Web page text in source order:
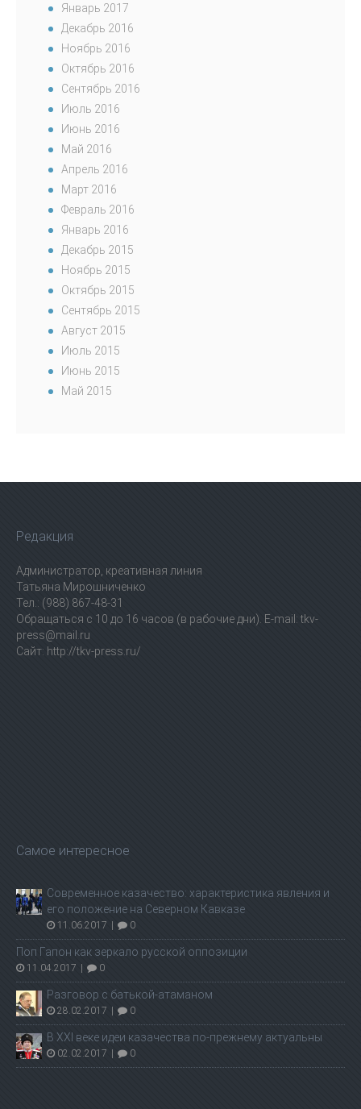
Январь 2017
Декабрь 2016
Ноябрь 2016
Октябрь 2016
Сентябрь 2016
Июль 2016
Июнь 2016
Май 2016
Апрель 2016
Март 2016
Февраль 2016
Январь 2016
Декабрь 2015
Ноябрь 2015
Октябрь 2015
Сентябрь 2015
Август 2015
Июль 2015
Июнь 2015
Май 2015
Редакция
Администратор, креативная линия
Татьяна Мирошниченко
Тел.: (988) 867-48-31
Обращаться с 10 до 16 часов (в рабочие дни). E-mail: tkv-
press@mail.ru
Сайт: http://tkv-press.ru/
Самое интересное
Современное казачество: характеристика явления и
его положение на Северном Кавказе
11.06.2017 | 0
Поп Гапон как зеркало русской оппозиции
11.04.2017 | 0
Разговор с батькой-атаманом
28.02.2017 | 0
В ХХI веке идеи казачества по-прежнему актуальны
02.02.2017 | 0